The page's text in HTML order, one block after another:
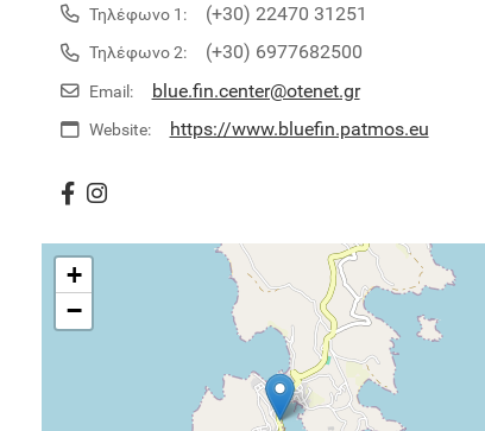
Τηλέφωνο 1: (+30) 22470 31251
Τηλέφωνο 2: (+30) 6977682500
Email: blue.fin.center@otenet.gr
Website: https://www.bluefin.patmos.eu
+
−